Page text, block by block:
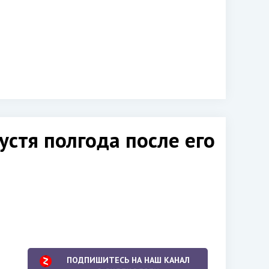
полгода после его
ПОДПИШИТЕСЬ НА НАШ КАНАЛ